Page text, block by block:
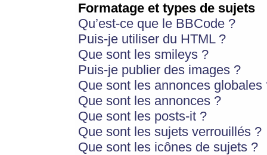
Formatage et types de sujets
Qu’est-ce que le BBCode ?
Puis-je utiliser du HTML ?
Que sont les smileys ?
Puis-je publier des images ?
Que sont les annonces globales
Que sont les annonces ?
Que sont les posts-it ?
Que sont les sujets verrouillés ?
Que sont les icônes de sujets ?